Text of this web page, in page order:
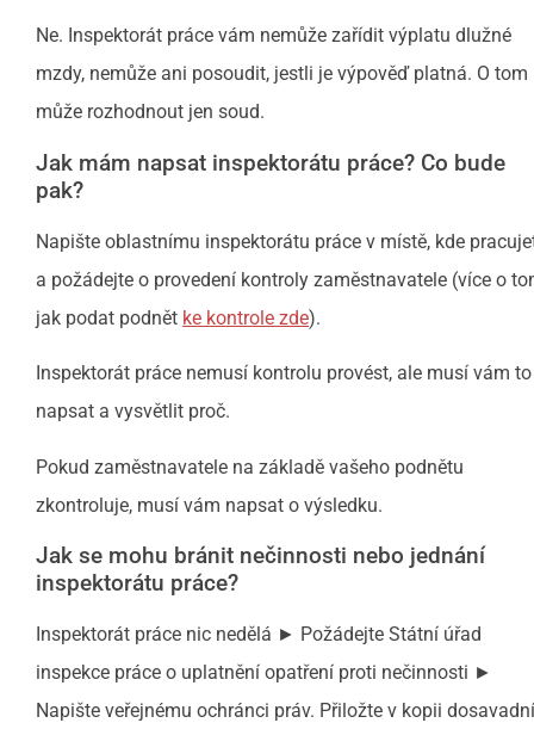
Ne. Inspektorát práce vám nemůže zařídit výplatu dlužné
mzdy, nemůže ani posoudit, jestli je výpověď platná. O tom
může rozhodnout jen soud.
Jak mám napsat inspektorátu práce? Co bude
pak?
Napište oblastnímu inspektorátu práce v místě, kde
a požádejte o provedení kontroly zaměstnavatele (více o
jak podat podnět ke kontrole zde).
Inspektorát práce nemusí kontrolu provést, ale musí vám to
napsat a vysvětlit proč.
Pokud zaměstnavatele na základě vašeho podnětu
zkontroluje, musí vám napsat o výsledku.
Jak se mohu bránit nečinnosti nebo jednání
inspektorátu práce?
Inspektorát práce nic nedělá ► Požádejte Státní úřad
inspekce práce o uplatnění opatření proti nečinnosti ►
Napište veřejnému ochránci práv. Přiložte v kopii dosavadní